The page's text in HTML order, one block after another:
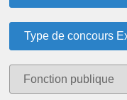
Type de concours